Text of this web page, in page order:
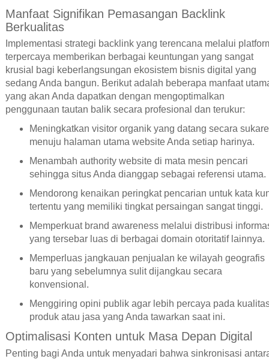
Manfaat Signifikan Pemasangan Backlink
Berkualitas
Implementasi strategi backlink yang terencana melalui
terpercaya memberikan berbagai keuntungan yang sangat
krusial bagi keberlangsungan ekosistem bisnis digital yang
sedang Anda bangun. Berikut adalah beberapa manfaat
yang akan Anda dapatkan dengan mengoptimalkan
penggunaan tautan balik secara profesional dan terukur:
Meningkatkan visitor organik yang datang secara
menuju halaman utama website Anda setiap harinya.
Menambah authority website di mata mesin pencari
sehingga situs Anda dianggap sebagai referensi utama.
Mendorong kenaikan peringkat pencarian untuk kata
tertentu yang memiliki tingkat persaingan sangat tinggi.
Memperkuat brand awareness melalui distribusi
yang tersebar luas di berbagai domain otoritatif lainnya.
Memperluas jangkauan penjualan ke wilayah geografis
baru yang sebelumnya sulit dijangkau secara
konvensional.
Menggiring opini publik agar lebih percaya pada
produk atau jasa yang Anda tawarkan saat ini.
Optimalisasi Konten untuk Masa Depan Digital
Penting bagi Anda untuk menyadari bahwa sinkronisasi